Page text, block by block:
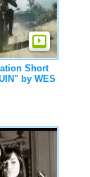
Short
by WES